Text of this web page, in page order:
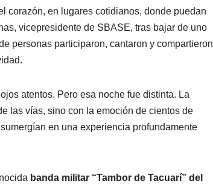
corazón, en lugares cotidianos, donde puedan
vicepresidente de SBASE, tras bajar de uno
personas participaron, cantaron y compartieron
atentos. Pero esa noche fue distinta. La
las vías, sino con la emoción de cientos de
en una experiencia profundamente
banda militar “Tambor de Tacuarí” del